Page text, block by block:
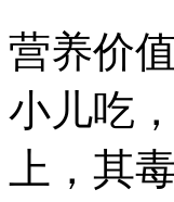
营养价
小儿吃
上，其